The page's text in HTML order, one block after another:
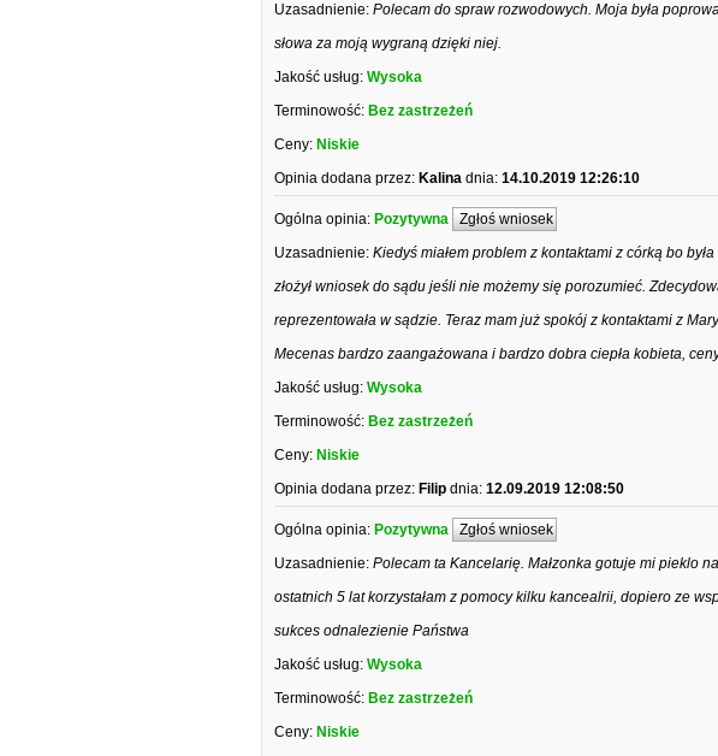
Uzasadnienie: Polecam do spraw rozwodowych. Moja była
słowa za moją wygraną dzięki niej.
Jakość usług: Wysoka
Terminowość: Bez zastrzeżeń
Ceny: Niskie
Opinia dodana przez: Kalina dnia: 14.10.2019 12:26:10
Ogólna opinia: Pozytywna Zgłoś wniosek
Uzasadnienie: Kiedyś miałem problem z kontaktami z córką bo
złożył wniosek do sądu jeśli nie możemy się porozumieć.
reprezentowała w sądzie. Teraz mam już spokój z kontaktami z
Mecenas bardzo zaangażowana i bardzo dobra ciepła kobieta,
Jakość usług: Wysoka
Terminowość: Bez zastrzeżeń
Ceny: Niskie
Opinia dodana przez: Filip dnia: 12.09.2019 12:08:50
Ogólna opinia: Pozytywna Zgłoś wniosek
Uzasadnienie: Polecam ta Kancelarię. Małzonka gotuje mi pieklo
ostatnich 5 lat korzystałam z pomocy kilku kancealrii, dopiero ze
sukces odnalezienie Państwa
Jakość usług: Wysoka
Terminowość: Bez zastrzeżeń
Ceny: Niskie